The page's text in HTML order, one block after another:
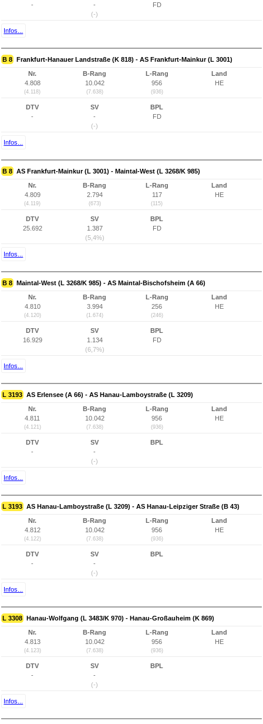
-
-
(-)
FD
Infos...
B 8 Frankfurt-Hanauer Landstraße (K 818) - AS Frankfurt-Mainkur (L 3001)
Nr.
4.808
(4.118)
B-Rang
10.042
(7.638)
L-Rang
956
(936)
Land
HE
DTV
-
SV
-
(-)
BPL
FD
Infos...
B 8 AS Frankfurt-Mainkur (L 3001) - Maintal-West (L 3268/K 985)
Nr.
4.809
(4.119)
B-Rang
2.794
(673)
L-Rang
117
(115)
Land
HE
DTV
25.692
SV
1.387
(5,4%)
BPL
FD
Infos...
B 8 Maintal-West (L 3268/K 985) - AS Maintal-Bischofsheim (A 66)
Nr.
4.810
(4.120)
B-Rang
3.994
(1.674)
L-Rang
256
(246)
Land
HE
DTV
16.929
SV
1.134
(6,7%)
BPL
FD
Infos...
L 3193 AS Erlensee (A 66) - AS Hanau-Lamboystraße (L 3209)
Nr.
4.811
(4.121)
B-Rang
10.042
(7.638)
L-Rang
956
(936)
Land
HE
DTV
-
SV
-
(-)
BPL
Infos...
L 3193 AS Hanau-Lamboystraße (L 3209) - AS Hanau-Leipziger Straße (B 43)
Nr.
4.812
(4.122)
B-Rang
10.042
(7.638)
L-Rang
956
(936)
Land
HE
DTV
-
SV
-
(-)
BPL
Infos...
L 3308 Hanau-Wolfgang (L 3483/K 970) - Hanau-Großauheim (K 869)
Nr.
4.813
(4.123)
B-Rang
10.042
(7.638)
L-Rang
956
(936)
Land
HE
DTV
-
SV
-
(-)
BPL
Infos...